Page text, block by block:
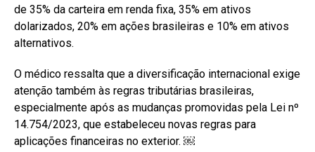
de 35% da carteira em renda fixa, 35% em ativos
dolarizados, 20% em ações brasileiras e 10% em ativos
alternativos.
O médico ressalta que a diversificação internacional exige
atenção também às regras tributárias brasileiras,
especialmente após as mudanças promovidas pela Lei nº
14.754/2023, que estabeleceu novas regras para
aplicações financeiras no exterior. ￼